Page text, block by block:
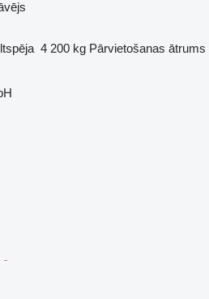
4 200 kg Pārvietošanas ātrums